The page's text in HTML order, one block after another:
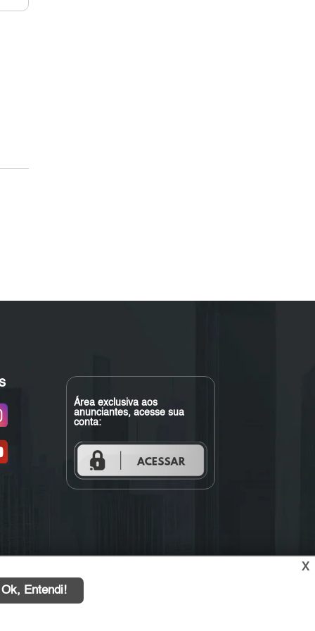
Área exclusiva aos
anunciantes, acesse sua
conta:
X
Ok, Entendi!